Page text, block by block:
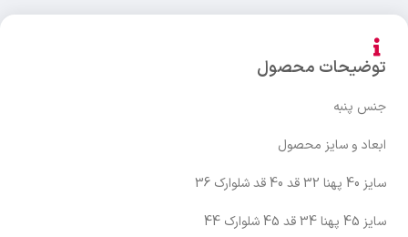
توضیحات محصول
جنس پنبه
ابعاد و سایز محصول
سایز 40 پهنا 32 قد 40 قد شلوارک 36
سایز 45 پهنا 34 قد 45 شلوارک 44